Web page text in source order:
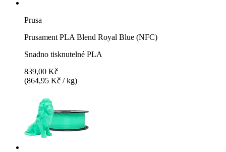
Prusa
Prusament PLA Blend Royal Blue (NFC)
Snadno tisknutelné PLA
839,00 Kč
(864,95 Kč / kg)